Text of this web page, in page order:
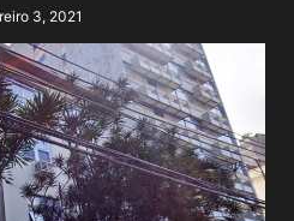
3, 2021